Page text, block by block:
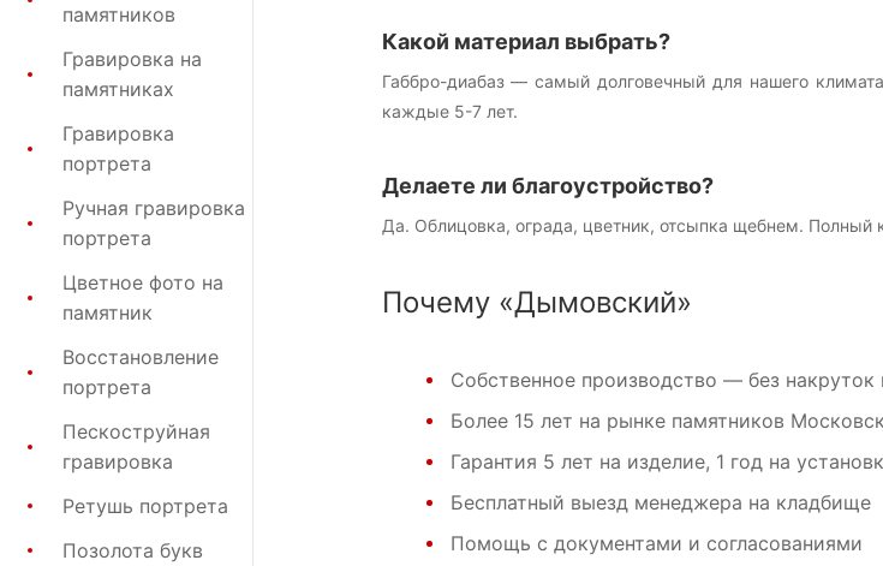
памятников
Гравировка на
памятниках
Гравировка
портрета
Ручная гравировка
портрета
Цветное фото на
памятник
Восстановление
портрета
Пескоструйная
гравировка
Ретушь портрета
Позолота букв
Какой материал выбрать?
Габбро-диабаз — самый долговечный для нашего
каждые 5-7 лет.
Делаете ли благоустройство?
Да. Облицовка, ограда, цветник, отсыпка щебнем.
Почему «Дымовский»
Собственное производство — без накруток
Более 15 лет на рынке памятников
Гарантия 5 лет на изделие, 1 год на
Бесплатный выезд менеджера на кладбище
Помощь с документами и согласованиями